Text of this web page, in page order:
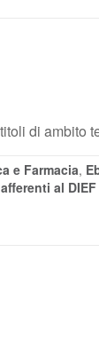
di
e Farmacia,
al DIEF